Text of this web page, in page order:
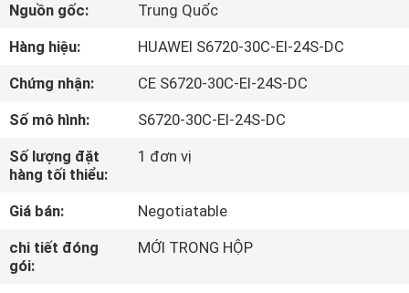
VIDEO
VỀ
CHÚNG
TÔI
CHUYẾN
THAM
QUAN
Nguồn gốc:
Trung Quốc
Hàng hiệu:
HUAWEI S6720-30C-EI-24S-DC
Chứng nhận:
CE S6720-30C-EI-24S-DC
Số mô hình:
S6720-30C-EI-24S-DC
Số lượng đặt
hàng tối thiểu:
1 đơn vị
Giá bán:
Negotiatable
chi tiết đóng
gói:
MỚI TRONG HỘP